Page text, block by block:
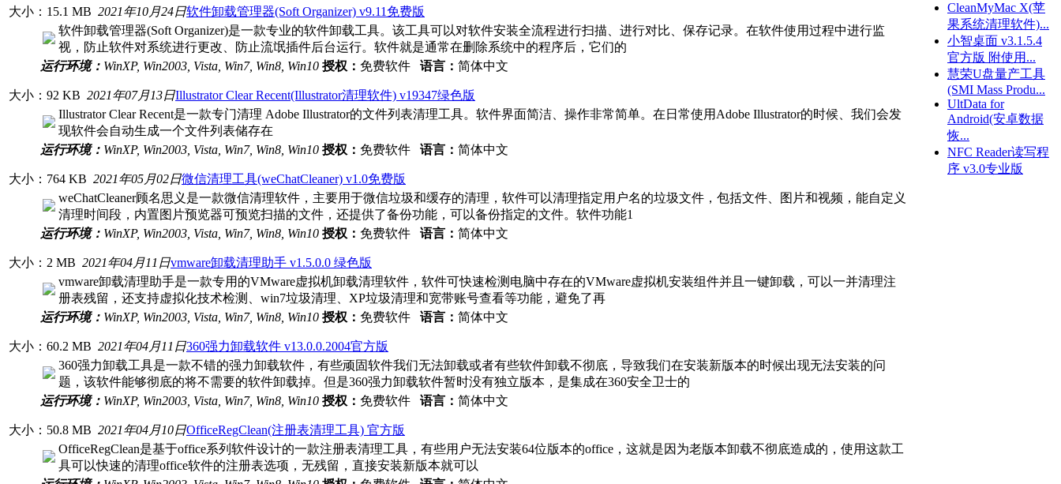
大小：15.1 MB 2021年10月24日软件卸载管理器(Soft Organizer) v9.11免费版
软件卸载管理器(Soft Organizer)是一款专业的软件卸载工具。该工具可以对软件安装全流程进行扫描、进行对比、保存记录。在软件使用过程中进行监
视，防止软件对系统进行更改、防止流氓插件后台运行。软件就是通常在删除系统中的程序后，它们的
运行环境： WinXP, Win2003, Vista, Win7, Win8, Win10 授权： 免费软件 语言： 简体中文
大小：92 KB 2021年07月13日Illustrator Clear Recent(Illustrator清理软件) v19347绿色版
Illustrator Clear Recent是一款专门清理 Adobe Illustrator的文件列表清理工具。软件界面简洁、操作非常简单。在日常使用Adobe Illustrator的时候、我们会发
现软件会自动生成一个文件列表储存在
运行环境： WinXP, Win2003, Vista, Win7, Win8, Win10 授权： 免费软件 语言： 简体中文
大小：764 KB 2021年05月02日微信清理工具(weChatCleaner) v1.0免费版
weChatCleaner顾名思义是一款微信清理软件，主要用于微信垃圾和缓存的清理，软件可以清理指定用户名的垃圾文件，包括文件、图片和视频，能自定义
清理时间段，内置图片预览器可预览扫描的文件，还提供了备份功能，可以备份指定的文件。软件功能1
运行环境： WinXP, Win2003, Vista, Win7, Win8, Win10 授权： 免费软件 语言： 简体中文
大小：2 MB 2021年04月11日vmware卸载清理助手 v1.5.0.0 绿色版
vmware卸载清理助手是一款专用的VMware虚拟机卸载清理软件，软件可快速检测电脑中存在的VMware虚拟机安装组件并且一键卸载，可以一并清理注
册表残留，还支持虚拟化技术检测、win7垃圾清理、XP垃圾清理和宽带账号查看等功能，避免了再
运行环境： WinXP, Win2003, Vista, Win7, Win8, Win10 授权： 免费软件 语言： 简体中文
大小：60.2 MB 2021年04月11日360强力卸载软件 v13.0.0.2004官方版
360强力卸载工具是一款不错的强力卸载软件，有些顽固软件我们无法卸载或者有些软件卸载不彻底，导致我们在安装新版本的时候出现无法安装的问
题，该软件能够彻底的将不需要的软件卸载掉。但是360强力卸载软件暂时没有独立版本，是集成在360安全卫士的
运行环境： WinXP, Win2003, Vista, Win7, Win8, Win10 授权： 免费软件 语言： 简体中文
大小：50.8 MB 2021年04月10日OfficeRegClean(注册表清理工具) 官方版
OfficeRegClean是基于office系列软件设计的一款注册表清理工具，有些用户无法安装64位版本的office，这就是因为老版本卸载不彻底造成的，使用这款工
具可以快速的清理office软件的注册表选项，无残留，直接安装新版本就可以
CleanMyMac X(苹
果系统清理软件)...
小智桌面 v3.1.5.4
官方版 附使用...
慧荣U盘量产工具
(SMI Mass Produ...
UltData for
Android(安卓数据
恢...
NFC Reader读写程
序 v3.0专业版